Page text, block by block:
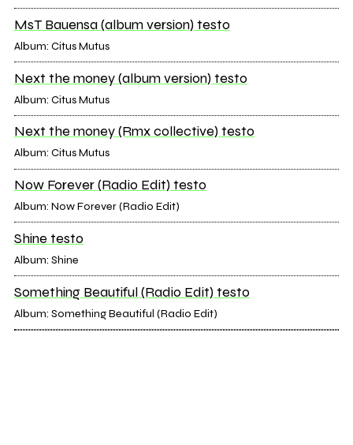
MsT Bauensa (album version) testo
Album: Citus Mutus
Next the money (album version) testo
Album: Citus Mutus
Next the money (Rmx collective) testo
Album: Citus Mutus
Now Forever (Radio Edit) testo
Album: Now Forever (Radio Edit)
Shine testo
Album: Shine
Something Beautiful (Radio Edit) testo
Album: Something Beautiful (Radio Edit)